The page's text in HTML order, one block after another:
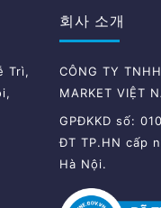
Trì,
회사 소개
CÔNG TY
MARKET VIỆT
GPĐKKD số:
ĐT TP.HN cấp
Hà Nội.